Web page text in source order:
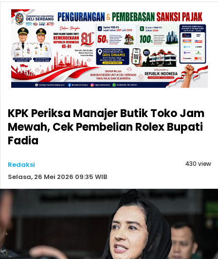
KPK Periksa Manajer Butik Toko Jam
Mewah, Cek Pembelian Rolex Bupati
Fadia
Redaksi
Selasa, 26 Mei 2026 09:35 WIB
430 view